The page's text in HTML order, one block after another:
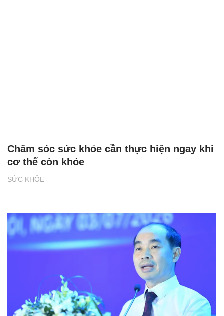
SỨC KHỎE
Chăm sóc sức khỏe cần thực hiện ngay khi
cơ thể còn khỏe